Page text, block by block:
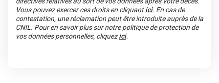
Vous pouvez exercer ces droits en cliquantici. En cas de
contestation, une réclamation peut être introduite auprès de la
CNIL. Pour en savoir plus sur notre politique de protection de
vos données personnelles, cliquezici.